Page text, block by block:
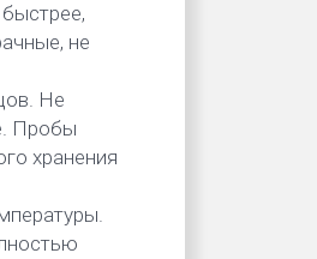
не
Не
Пробы
хранения